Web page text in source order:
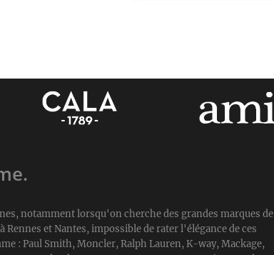
notamment lorsqu'on cherche des grandes marques de
et Nantes, impossible de rater l'élégance de ces
: Paul Smith, Moncler, Ralph Lauren, K-way, Mackage,